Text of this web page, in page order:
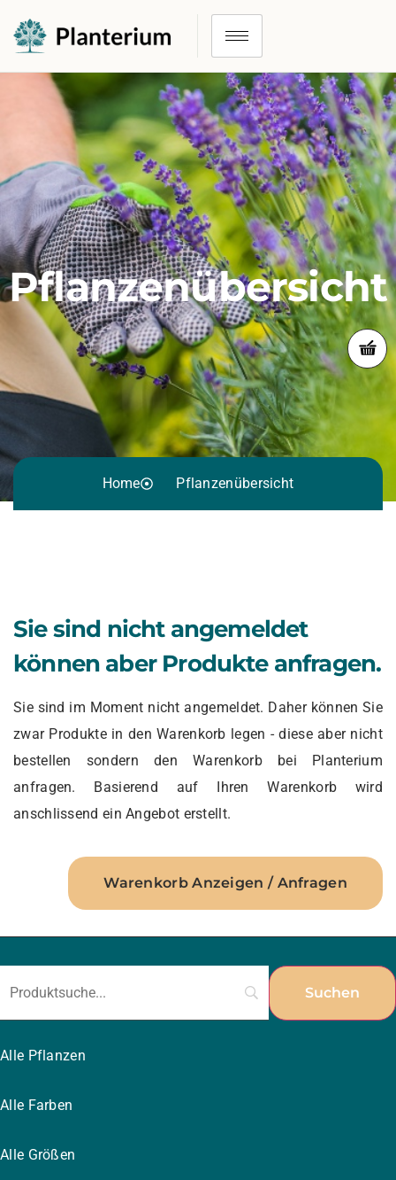
Pflanzenübersicht
Home Pflanzenübersicht
Sie sind nicht angemeldet
können aber Produkte anfragen.
Sie sind im Moment nicht angemeldet. Daher können Sie
zwar Produkte in den Warenkorb legen - diese aber nicht
bestellen sondern den Warenkorb bei Planterium
anfragen. Basierend auf Ihren Warenkorb wird
anschlissend ein Angebot erstellt.
Warenkorb Anzeigen / Anfragen
Alle Pflanzen
Alle Farben
Alle Größen